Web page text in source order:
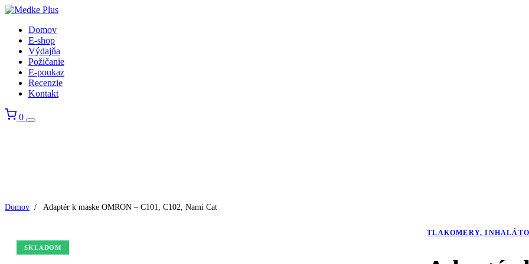
Domov
E-shop
Výdajňa
Požičanie
E-poukaz
Recenzie
Kontakt
0
Domov / Adaptér k maske OMRON – C101, C102, Nami Cat
SKLADOM
TLAKOMERY,